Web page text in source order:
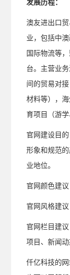
发展历程：
澳友进出口
业，包括中
国际物流等
台。主营业
间的贸易对
材料等），
育项目（游学
官网建设目
形象和规范
业地位。
官网颜色建
官网风格建
官网栏目建
项目、新闻
仟亿科技的